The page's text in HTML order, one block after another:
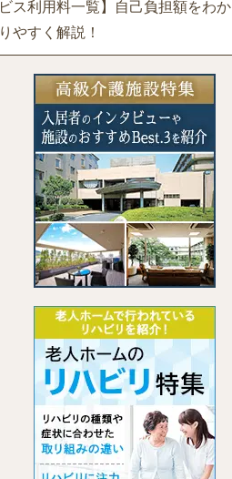
ビス利用料一覧】自己負担額をわか
りやすく解説！